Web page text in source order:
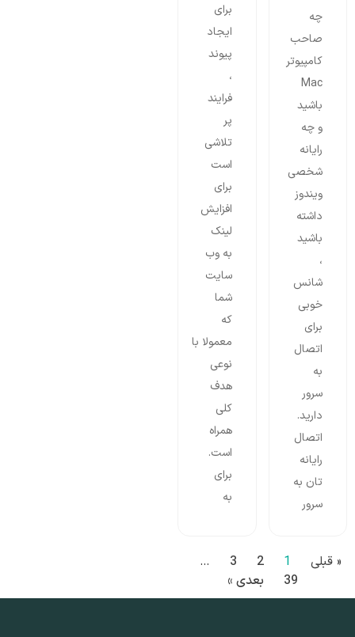
چه
صاحب
کامپیوتر
Mac
باشید
و چه
رایانه
شخصی
ویندوز
داشته
باشید
شانس
خوبی
برای
اتصال
به
سرور
دارید.
اتصال
رایانه
تان به
سرور
برای
ایجاد
پیوند
فرایند
پر
تلاشی
است
برای
افزایش
لینک
به وب
سایت
شما
که
معمولا با
نوعی
هدف
کلی
همراه
است.
برای
به
« قبلی 1
2
3
…
39
بعدی »